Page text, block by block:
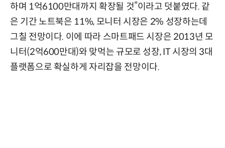
하며 1억6100만대까지 확장될 것”이라고 덧붙였다. 같
은 기간 노트북은 11%, 모니터 시장은 2% 성장하는데
그칠 전망이다. 이에 따라 스마트패드 시장은 2013년 모
니터(2억600만대)와 맞먹는 규모로 성장, IT 시장의 3대
플랫폼으로 확실하게 자리잡을 전망이다.